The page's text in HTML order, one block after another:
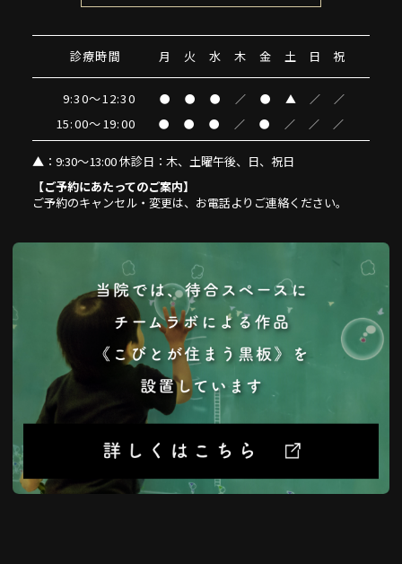
診療時間 月 火 水 木 金 土 日 祝
9:30～12:30 ● ● ● ／ ● ▲ ／ ／
15:00～19:00 ● ● ● ／ ● ／ ／ ／
▲ ：9:30～13:00 休診日：木、土曜午後、日、祝日
【ご予約にあたってのご案内】
ご予約のキャンセル・変更は、お電話よりご連絡ください。